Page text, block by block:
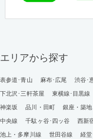
エリアから探す
表参道･青山 麻布･広尾 渋谷･
下北沢･三軒茶屋
東横線･目黒線
神楽坂
品川・田町 銀座・築地
中央線
千駄ヶ谷･四ッ谷 西新
池上・多摩川線
世田谷線 経